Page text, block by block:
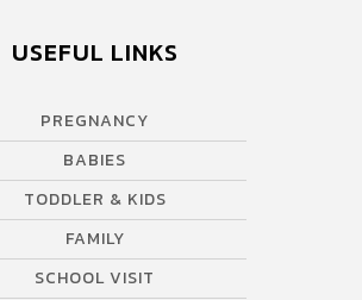
USEFUL LINKS
PREGNANCY
BABIES
TODDLER & KIDS
FAMILY
SCHOOL VISIT